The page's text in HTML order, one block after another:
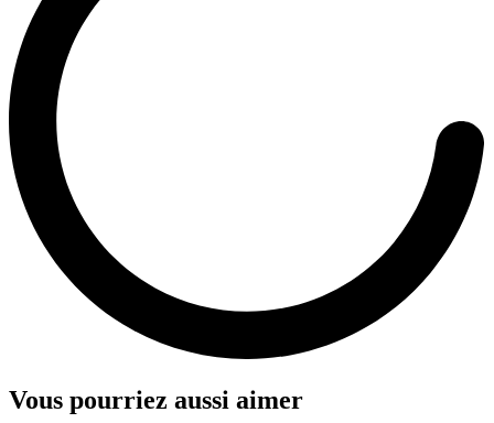
Vous pourriez aussi aimer